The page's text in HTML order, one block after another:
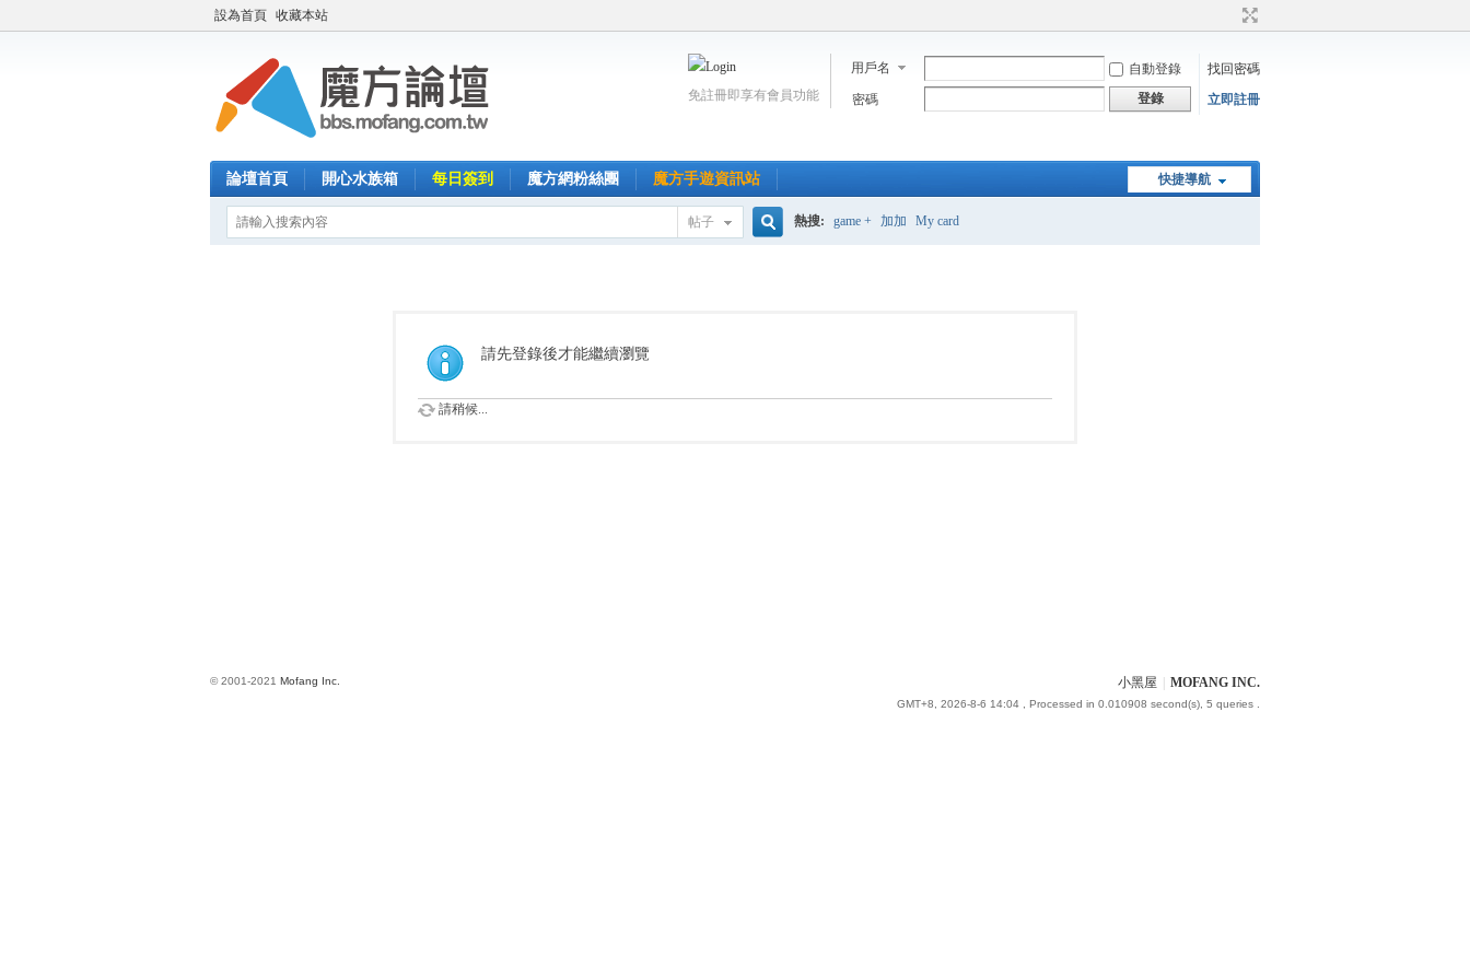
設為首頁 收藏本站
用戶名 自動登錄
找回密碼
密碼
登錄 立即註冊
免註冊即享有會員功能
快捷導航
論壇首頁 開心水族箱 每日簽到 魔方網粉絲團 魔方手遊資訊站
帖子 熱搜: game + 加加 My card
請先登錄後才能繼續瀏覽
請稍候...
小黑屋 MOFANG INC.
GMT+8, 2026-8-6 14:04 , Processed in 0.010908 second(s), 5 queries .
© 2001-2021 Mofang Inc.